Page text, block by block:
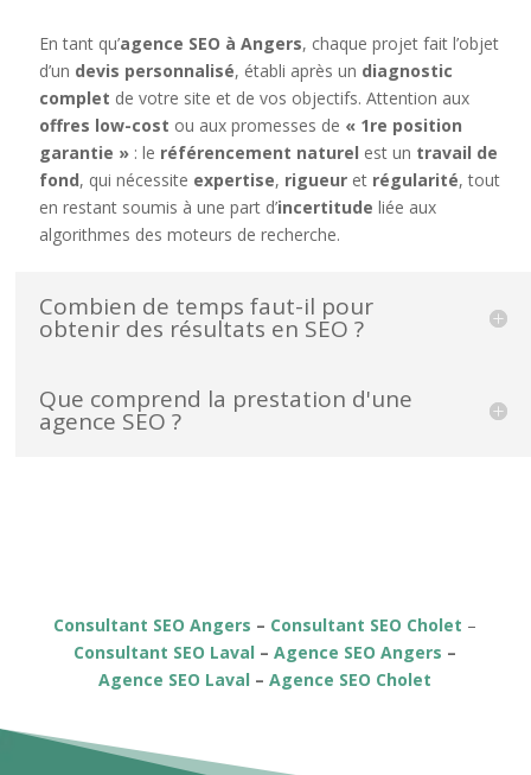
En tant qu’agence SEO à Angers, chaque projet fait l’objet
d’un devis personnalisé, établi après un diagnostic
complet de votre site et de vos objectifs. Attention aux
offres low-cost ou aux promesses de « 1re position
garantie » : le référencement naturel est un travail de
fond, qui nécessite expertise, rigueur et régularité, tout
en restant soumis à une part d’incertitude liée aux
algorithmes des moteurs de recherche.
Combien de temps faut-il pour
obtenir des résultats en SEO ?
Que comprend la prestation d'une
agence SEO ?
Consultant SEO Angers – Consultant SEO Cholet –
Consultant SEO Laval – Agence SEO Angers –
Agence SEO Laval –Agence SEO Cholet